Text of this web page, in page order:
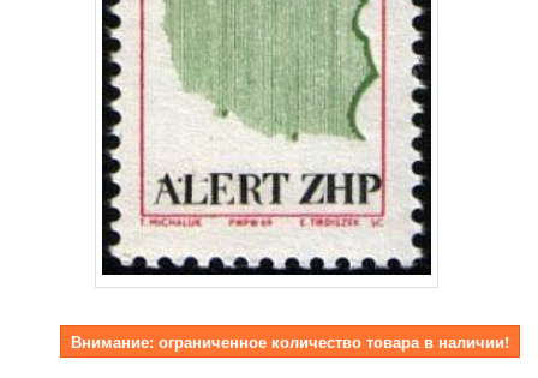
Внимание: ограниченное количество товара в наличии!